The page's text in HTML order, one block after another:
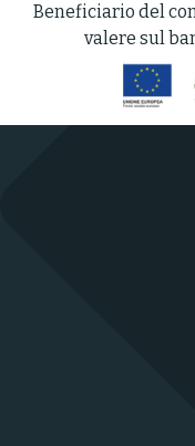
Beneficiario del
valere sul